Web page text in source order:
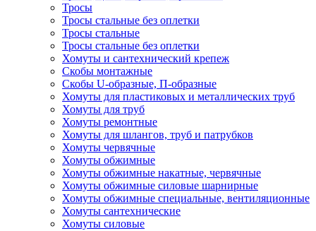
Тросы
Тросы стальные без оплетки
Тросы стальные
Тросы стальные без оплетки
Хомуты и сантехнический крепеж
Скобы монтажные
Скобы U-образные, П-образные
Хомуты для пластиковых и металлических труб
Хомуты для труб
Хомуты ремонтные
Хомуты для шлангов, труб и патрубков
Хомуты червячные
Хомуты обжимные
Хомуты обжимные накатные, червячные
Хомуты обжимные силовые шарнирные
Хомуты обжимные специальные, вентиляционные
Хомуты сантехнические
Хомуты силовые